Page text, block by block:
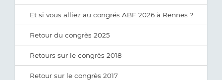
Et si vous alliez au congrés ABF 2026 à Rennes ?
Retour du congrès 2025
Retours sur le congrès 2018
Retour sur le congrès 2017